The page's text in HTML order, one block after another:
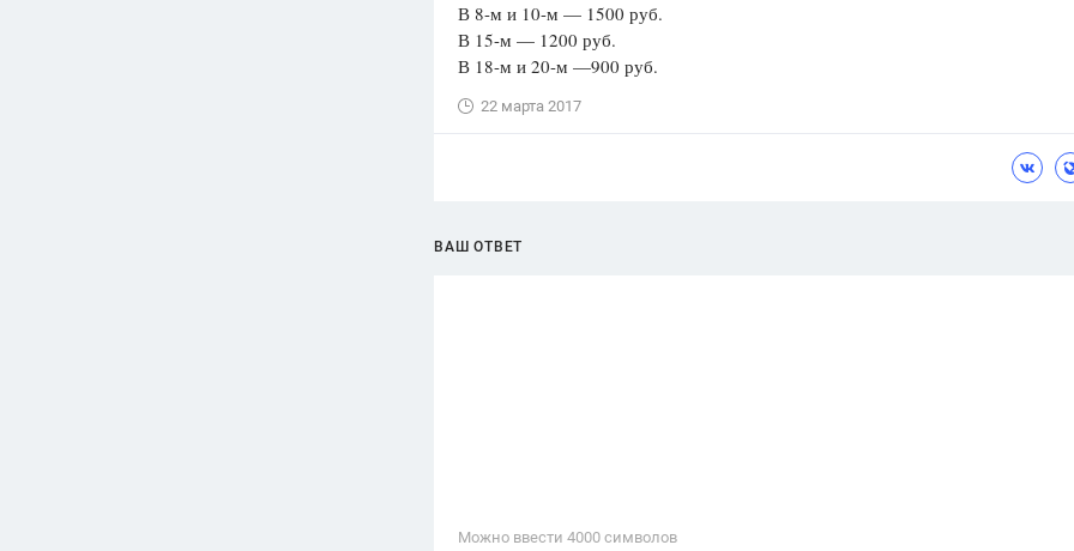
В 8-м и 10-м — 1500 руб.
В 15-м — 1200 руб.
В 18-м и 20-м —900 руб.
22 марта 2017
ВАШ ОТВЕТ
Можно ввести 4000 cимволов